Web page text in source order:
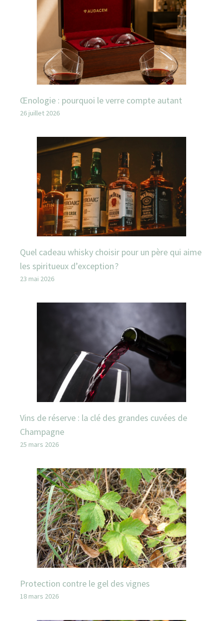
Œnologie : pourquoi le verre compte autant
26 juillet 2026
Quel cadeau whisky choisir pour un père qui aime
les spiritueux d’exception ?
23 mai 2026
Vins de réserve : la clé des grandes cuvées de
Champagne
25 mars 2026
Protection contre le gel des vignes
18 mars 2026